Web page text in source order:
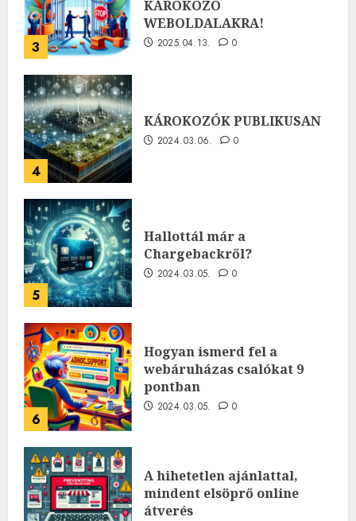
3
KÁROKOZÓ
WEBOLDALAKRA!
2025.04.13. 0
4
KÁROKOZÓK PUBLIKUSAN
2024.03.06. 0
5
Hallottál már a
Chargebackről?
2024.03.05. 0
6
Hogyan ismerd fel a
webáruházas csalókat 9
pontban
2024.03.05. 0
A hihetetlen ajánlattal,
mindent elsöprő online
átverés